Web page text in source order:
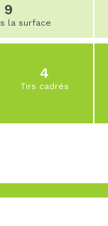
9
la surface
4
Tirs cadrés